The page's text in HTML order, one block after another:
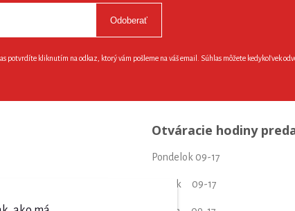
Odoberať
potvrdíte kliknutím na odkaz, ktorý vám pošleme na váš email. Súhlas môžete kedykoľvek
Otváracie hodiny
Pondelok 09-17
Utorok 09-17